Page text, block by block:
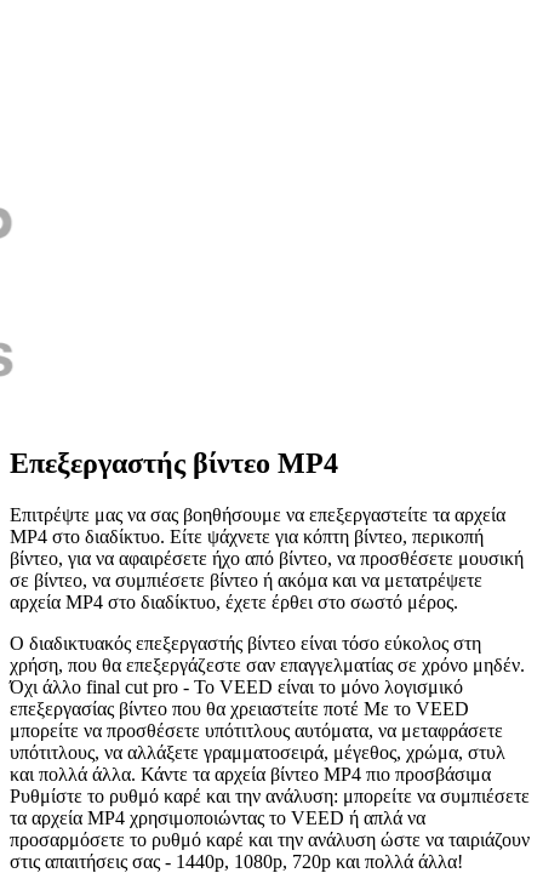
Επεξεργαστής βίντεο MP4
Επιτρέψτε μας να σας βοηθήσουμε να επεξεργαστείτε τα αρχεία
MP4 στο διαδίκτυο. Είτε ψάχνετε για κόπτη βίντεο, περικοπή
βίντεο, για να αφαιρέσετε ήχο από βίντεο, να προσθέσετε μουσική
σε βίντεο, να συμπιέσετε βίντεο ή ακόμα και να μετατρέψετε
αρχεία MP4 στο διαδίκτυο, έχετε έρθει στο σωστό μέρος.
Ο διαδικτυακός επεξεργαστής βίντεο είναι τόσο εύκολος στη
χρήση, που θα επεξεργάζεστε σαν επαγγελματίας σε χρόνο μηδέν.
Όχι άλλο final cut pro - Το VEED είναι το μόνο λογισμικό
επεξεργασίας βίντεο που θα χρειαστείτε ποτέ Με το VEED
μπορείτε να προσθέσετε υπότιτλους αυτόματα, να μεταφράσετε
υπότιτλους, να αλλάξετε γραμματοσειρά, μέγεθος, χρώμα, στυλ
και πολλά άλλα. Κάντε τα αρχεία βίντεο MP4 πιο προσβάσιμα
Ρυθμίστε το ρυθμό καρέ και την ανάλυση: μπορείτε να συμπιέσετε
τα αρχεία MP4 χρησιμοποιώντας το VEED ή απλά να
προσαρμόσετε το ρυθμό καρέ και την ανάλυση ώστε να ταιριάζουν
στις απαιτήσεις σας - 1440p, 1080p, 720p και πολλά άλλα!